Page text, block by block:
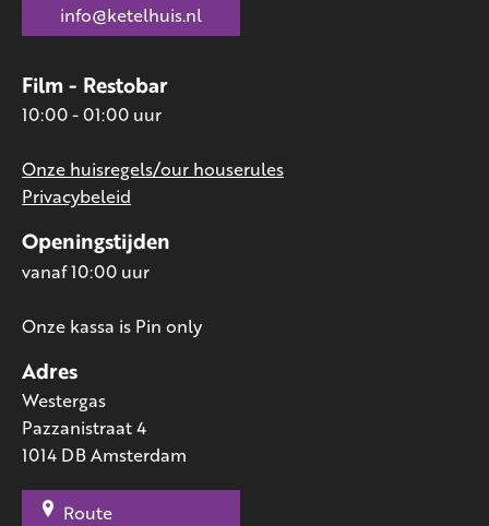
Adres
Westergas
Pazzanistraat 4
1014 DB Amsterdam
Route
Openingstijden
vanaf 10:00 uur
Onze kassa is Pin only
Film - Restobar
10:00 - 01:00 uur
Onze huisregels/our houserules
Privacybeleid
info@ketelhuis.nl